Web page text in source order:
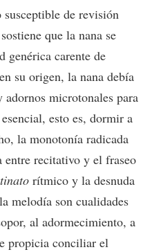
de revisión
que la nana se
genérica carente de
su origen, la nana debía
adornos microtonales para
esto es, dormir a
la monotonía radicada
entre recitativo y el fraseo
rítmico y la desnuda
melodía son cualidades
al adormecimiento, a
propicia conciliar el